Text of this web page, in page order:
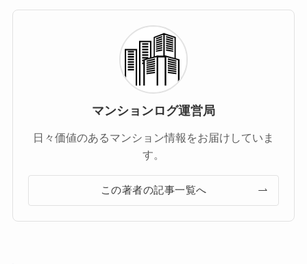
マンションログ運営局
日々価値のあるマンション情報をお届けしていま
す。
この著者の記事一覧へ